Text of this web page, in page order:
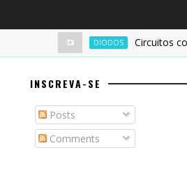
DIODOS Circuitos com
INSCREVA-SE
Posts
Comments